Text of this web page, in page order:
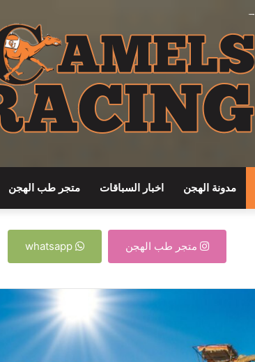
مدونة الهجن اخبار السباقات متجر طب الهجن
متجر طب الهجن
whatsapp